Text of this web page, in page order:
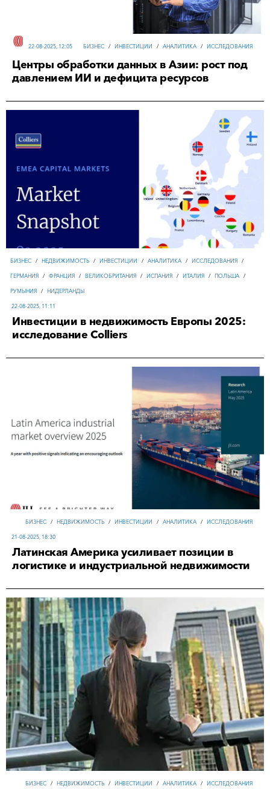
БИЗНЕС / ИНВЕСТИЦИИ / АНАЛИТИКА / ИССЛЕДОВАНИЯ
22-08-2025, 12:05
Центры обработки данных в Азии: рост под
давлением ИИ и дефицита ресурсов
БИЗНЕС / НЕДВИЖИМОСТЬ / ИНВЕСТИЦИИ / АНАЛИТИКА / ИССЛЕДОВАНИЯ /
ГЕРМАНИЯ / ФРАНЦИЯ / ВЕЛИКОБРИТАНИЯ / ИСПАНИЯ / ИТАЛИЯ / ПОЛЬША /
РУМЫНИЯ / НИДЕРЛАНДЫ
22-08-2025, 11:11
Инвестиции в недвижимость Европы 2025:
исследование Colliers
БИЗНЕС / НЕДВИЖИМОСТЬ / ИНВЕСТИЦИИ / АНАЛИТИКА / ИССЛЕДОВАНИЯ
21-08-2025, 18:30
Латинская Америка усиливает позиции в
логистике и индустриальной недвижимости
БИЗНЕС / НЕДВИЖИМОСТЬ / ИНВЕСТИЦИИ / АНАЛИТИКА / ИССЛЕДОВАНИЯ